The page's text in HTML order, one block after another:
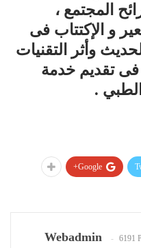
المجتمع ،
و الإكتتاب فى
وأثر التقنيات
فى تقديم خدمة
الطبي .
Google+
Webadmin 6191